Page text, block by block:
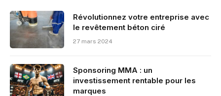
Révolutionnez votre entreprise avec
le revêtement béton ciré
27 mars 2024
Sponsoring MMA : un
investissement rentable pour les
marques